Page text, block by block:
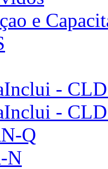
e
-
-
Q
N